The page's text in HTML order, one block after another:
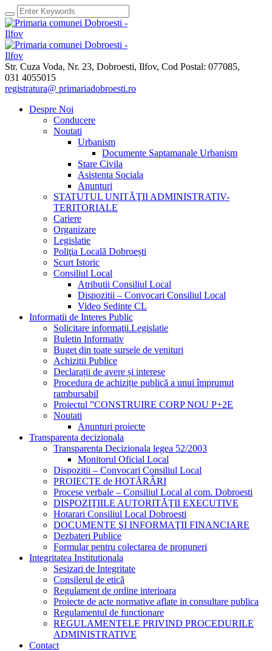
Str. Cuza Voda, Nr. 23, Dobroesti, Ilfov, Cod Postal: 077085,
031 4055015
registratura@ primariadobroesti.ro
Despre Noi
Conducere
Noutati
Urbanism
Documente Saptamanale Urbanism
Stare Civila
Asistenta Sociala
Anunturi
STATUTUL UNITĂŢII ADMINISTRATIV-
TERITORIALE
Cariere
Organizare
Legislatie
Poliţia Locală Dobroești
Scurt Istoric
Consiliul Local
Atributii Consiliul Local
Dispozitii – Convocari Consiliul Local
Video Sedinte CL
Informatii de Interes Public
Solicitare informaţii.Legislatie
Buletin Informativ
Buget din toate sursele de venituri
Achizitii Publice
Declarații de avere și interese
Procedura de achiziție publică a unui împrumut
rambursabil
Proiectul ”CONSTRUIRE CORP NOU P+2E
Noutati
Anunturi proiecte
Transparenta decizionala
Transparenta Decizionala legea 52/2003
Monitorul Oficial Local
Dispozitii – Convocari Consiliul Local
PROIECTE de HOTĂRÂRI
Procese verbale – Consiliul Local al com. Dobroesti
DISPOZIŢIILE AUTORITĂŢII EXECUTIVE
Hotarari Consiliul Local Dobroesti
DOCUMENTE ŞI INFORMAŢII FINANCIARE
Dezbateri Publice
Formular pentru colectarea de propuneri
Integritatea Institutionala
Sesizari de Integritate
Consilerul de etică
Regulament de ordine interioara
Proiecte de acte normative aflate in consultare publica
Regulamentul de functionare
REGULAMENTELE PRIVIND PROCEDURILE
ADMINISTRATIVE
Contact